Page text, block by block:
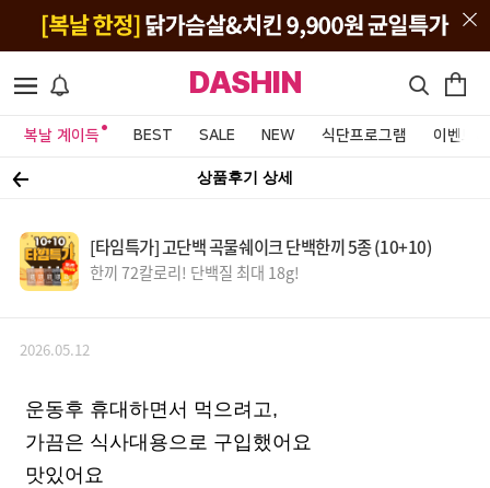
DASHIN
복날 계이득 BEST SALE NEW 식단프로그램 이벤트&
상품후기 상세
[타임특가] 고단백 곡물쉐이크 단백한끼 5종 (10+10)
한끼 72칼로리! 단백질 최대 18g!
2026.05.12
운동후 휴대하면서 먹으려고,
가끔은 식사대용으로 구입했어요
맛있어요